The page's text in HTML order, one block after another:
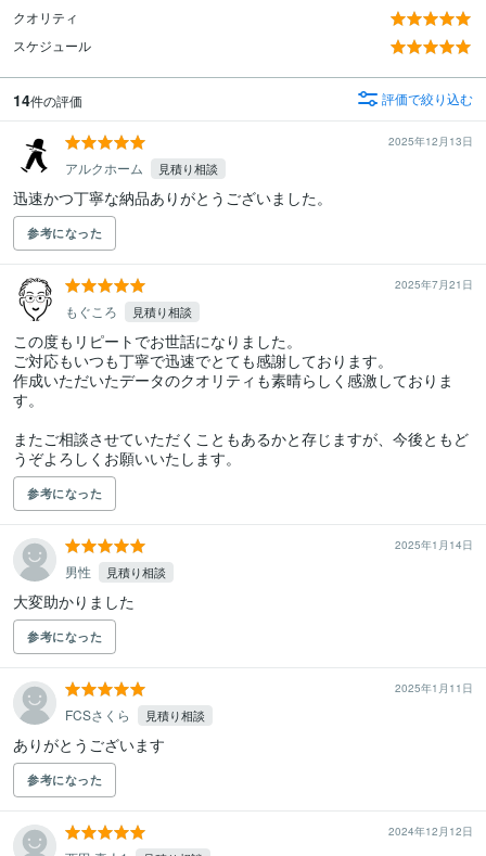
クオリティ
スケジュール
14件の評価 評価で絞り込む
2025年12月13日
アルクホーム 見積り相談
迅速かつ丁寧な納品ありがとうございました。
参考になった
2025年7月21日
もぐころ 見積り相談
この度もリピートでお世話になりました。
ご対応もいつも丁寧で迅速でとても感謝しております。
作成いただいたデータのクオリティも素晴らしく感激しておりま
す。
またご相談させていただくこともあるかと存じますが、今後ともど
うぞよろしくお願いいたします。
参考になった
2025年1月14日
男性 見積り相談
大変助かりました
参考になった
2025年1月11日
FCSさくら 見積り相談
ありがとうございます
参考になった
2024年12月12日